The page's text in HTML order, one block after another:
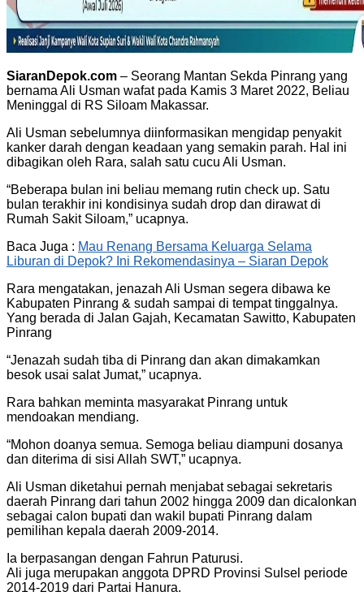
SiaranDepok.com – Seorang Mantan Sekda Pinrang yang
bernama Ali Usman wafat pada Kamis 3 Maret 2022, Beliau
Meninggal di RS Siloam Makassar.
Ali Usman sebelumnya diinformasikan mengidap penyakit
kanker darah dengan keadaan yang semakin parah. Hal ini
dibagikan oleh Rara, salah satu cucu Ali Usman.
“Beberapa bulan ini beliau memang rutin check up. Satu
bulan terakhir ini kondisinya sudah drop dan dirawat di
Rumah Sakit Siloam,” ucapnya.
Baca Juga : Mau Renang Bersama Keluarga Selama
Liburan di Depok? Ini Rekomendasinya – Siaran Depok
Rara mengatakan, jenazah Ali Usman segera dibawa ke
Kabupaten Pinrang & sudah sampai di tempat tinggalnya.
Yang berada di Jalan Gajah, Kecamatan Sawitto, Kabupaten
Pinrang
“Jenazah sudah tiba di Pinrang dan akan dimakamkan
besok usai salat Jumat,” ucapnya.
Rara bahkan meminta masyarakat Pinrang untuk
mendoakan mendiang.
“Mohon doanya semua. Semoga beliau diampuni dosanya
dan diterima di sisi Allah SWT,” ucapnya.
Ali Usman diketahui pernah menjabat sebagai sekretaris
daerah Pinrang dari tahun 2002 hingga 2009 dan dicalonkan
sebagai calon bupati dan wakil bupati Pinrang dalam
pemilihan kepala daerah 2009-2014.
Ia berpasangan dengan Fahrun Paturusi.
Ali juga merupakan anggota DPRD Provinsi Sulsel periode
2014-2019 dari Partai Hanura.